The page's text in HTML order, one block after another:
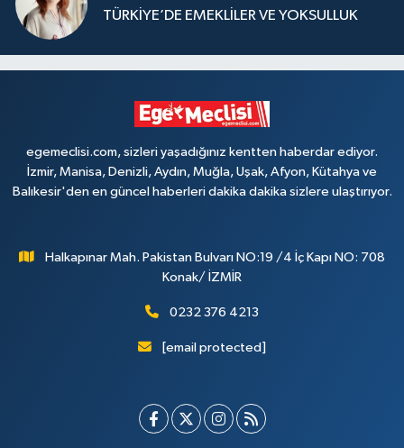
TÜRKİYE’DE EMEKLİLER VE YOKSULLUK
egemeclisi.com, sizleri yaşadığınız kentten haberdar ediyor.
İzmir, Manisa, Denizli, Aydın, Muğla, Uşak, Afyon, Kütahya ve
Balıkesir'den en güncel haberleri dakika dakika sizlere ulaştırıyor.
Halkapınar Mah. Pakistan Bulvarı NO:19 /4 İç Kapı NO: 708
Konak/ İZMİR
0232 376 4213
[email protected]